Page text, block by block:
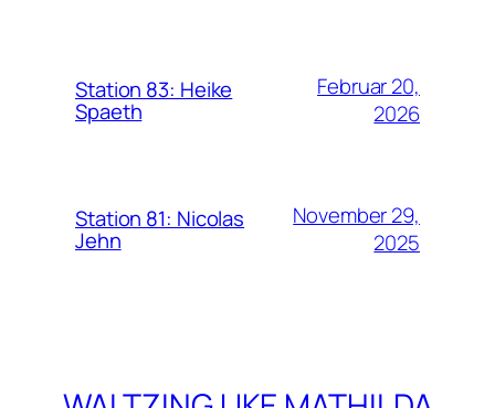
Station 83: Heike
Spaeth
Februar 20,
2026
Station 81: Nicolas
Jehn
November 29,
2025